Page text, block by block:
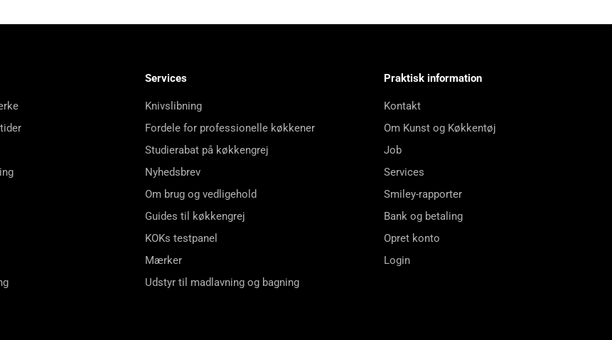
Services
Knivslibning
Fordele for professionelle køkkener
Studierabat på køkkengrej
Nyhedsbrev
Om brug og vedligehold
Guides til køkkengrej
KOKs testpanel
Mærker
Udstyr til madlavning og bagning
Praktisk information
Kontakt
Om Kunst og Køkkentøj
Job
Services
Smiley-rapporter
Bank og betaling
Opret konto
Login